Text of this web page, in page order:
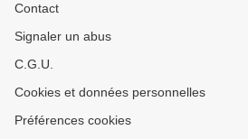
Contact
Signaler un abus
C.G.U.
Cookies et données personnelles
Préférences cookies